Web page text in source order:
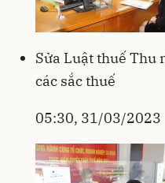
Sửa Luật thuế Thu
các sắc thuế
05:30, 31/03/2023